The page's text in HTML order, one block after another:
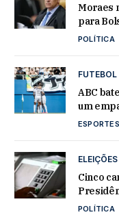
Moraes
para
POLÍTICA
FUTEBOL
ABC
um
ESPORTES
Cinco
POLÍTICA